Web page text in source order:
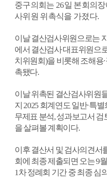
회
기
능
의
정
활
동
의
정
료
실
중구의회는 26일 본회의장
사위원 위촉식을 가졌다.
이날 결산검사위원으로는
에서 결산검사 대표위원으
치위원회)을 비롯해 조해용·
촉됐다.
이날 위촉된 결산검사위원
지2025 회계연도 일반·특별
무제표 분석,성과보고서 검
을 살펴볼 계획이다.
이후 결산서 및 검사의견서
회에 최종 제출되면 오는9
1차 정례회 기간 중 최종 심